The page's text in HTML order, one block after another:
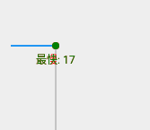
最慢: 17
最快: 17